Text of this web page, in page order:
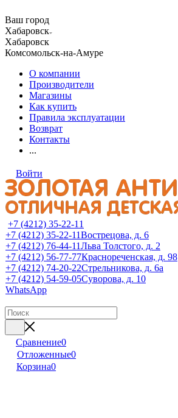
Ваш город
Хабаровск
Хабаровск
Комсомольск-на-Амуре
О компании
Производители
Магазины
Как купить
Правила эксплуатации
Возврат
Контакты
...
Войти
+7 (4212) 35-22-11
+7 (4212) 35-22-11Вострецова, д. 6
+7 (4212) 76-44-11Льва Толстого, д. 2
+7 (4212) 56-77-77Краснореченская, д. 98
+7 (4212) 74-20-22Стрельникова, д. 6а
+7 (4212) 54-59-05Суворова, д. 10
WhatsApp
Сравнение0
Отложенные0
Корзина0